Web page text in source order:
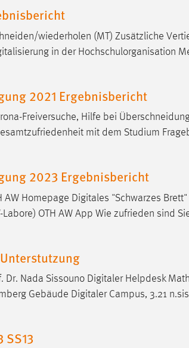
wiederholen (MT) Zusätzliche
in der Hochschulorganisation
2021 Ergebnisbericht
Freiversuche, Hilfe bei
mit dem Studium
2023 Ergebnisbericht
AW Homepage Digitales "Schwarzes
Labore) OTH AW App Wie zufrieden sind
Dr. Nada Sissouno Digitaler Helpdesk
Gebäude Digitaler Campus, 3.21
SS13